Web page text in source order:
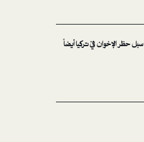
حظر الإخوان في تركيا أيضاً